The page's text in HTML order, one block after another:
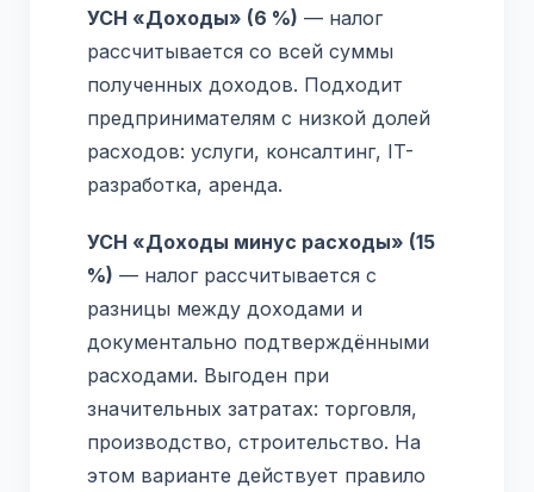
УСН «Доходы» (6 %) — налог
рассчитывается со всей суммы
полученных доходов. Подходит
предпринимателям с низкой долей
расходов: услуги, консалтинг, IT-
разработка, аренда.
УСН «Доходы минус расходы» (15
%) — налог рассчитывается с
разницы между доходами и
документально подтверждёнными
расходами. Выгоден при
значительных затратах: торговля,
производство, строительство. На
этом варианте действует правило